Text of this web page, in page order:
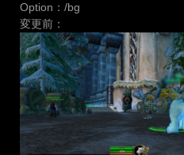
Option：/bg
変更前：